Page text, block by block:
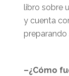
libro sobre
y cuenta
preparando
–¿Cómo